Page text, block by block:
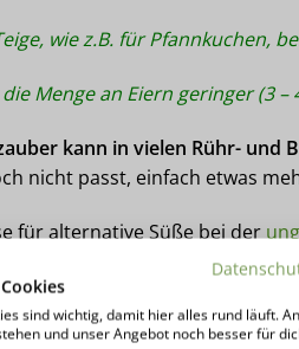
wie z.B. für Pfannkuchen,
die Menge an Eiern geringer (3
kann in vielen Rühr- und
nicht passt, einfach etwas
für alternative Süße bei der
125g Zucker! Beispiel:
sind wichtig, damit hier alles rund läuft.
und unser Angebot noch besser für